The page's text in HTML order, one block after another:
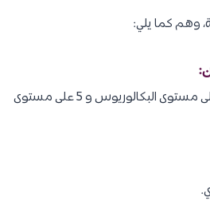
تقدم الكلية 6 تخصصات (1 على مستوى البكالوريوس و 5 على مستوى